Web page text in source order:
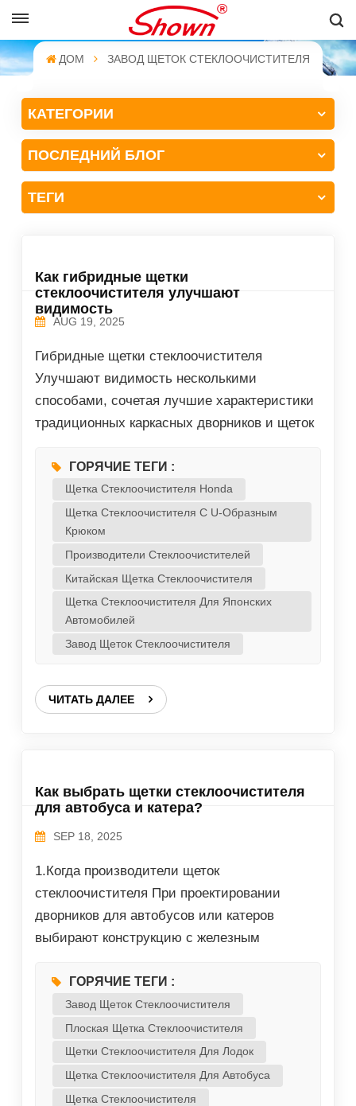
ДОМ ЗАВОД ЩЕТОК СТЕКЛООЧИСТИТЕЛЯ
КАТЕГОРИИ
ПОСЛЕДНИЙ БЛОГ
ТЕГИ
Как гибридные щетки
стеклоочистителя улучшают
видимость
AUG 19, 2025
Гибридные щетки стеклоочистителя
Улучшают видимость несколькими
способами, сочетая лучшие характеристики
традиционных каркасных дворников и щеток
производительность: 1. Равномерное
распределение давления Гибридные щетки
стеклоочистителя представляют собой
комбинацию прочной рамы (как у
стандартных щеток стеклоочистителя) и
гибкого резинового покрытия (как у щеток
стеклоочистителя для плоских стекол) для
обеспечения равномерного давления на
лобовое стекло. Это предотвращает
более чистую очистку в любых условиях.
2. Улучшенный контур лобового стекла
количество пропущенных участков....
ГОРЯЧИЕ ТЕГИ :
Щетка Стеклоочистителя Honda
Щетка Стеклоочистителя С U-Образным
Крюком
Производители Стеклоочистителей
Китайская Щетка Стеклоочистителя
Щетка Стеклоочистителя Для Японских
Автомобилей
Завод Щеток Стеклоочистителя
ЧИТАТЬ ДАЛЕЕ
Как выбрать щетки стеклоочистителя
для автобуса и катера?
SEP 18, 2025
1.Когда производители щеток
стеклоочистителя При проектировании
дворников для автобусов или катеров
выбирают конструкцию с железным
стекло автобусов и катеров и давление на
поводок, достигающее 1,8 кг, не позволяют
использовать бескаркасные или гибридные
дворники. Только выбирая дворники с
железным каркасом, можно добиться
наилучшего качества очистки и
ГОРЯЧИЕ ТЕГИ :
Завод Щеток Стеклоочистителя
Плоская Щетка Стеклоочистителя
Щетки Стеклоочистителя Для Лодок
Щетка Стеклоочистителя Для Автобуса
Щетка Стеклоочистителя